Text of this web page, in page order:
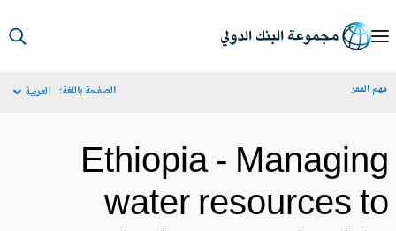
الفقر الصفحة باللغة: العربية
Ethiopia -
water resources